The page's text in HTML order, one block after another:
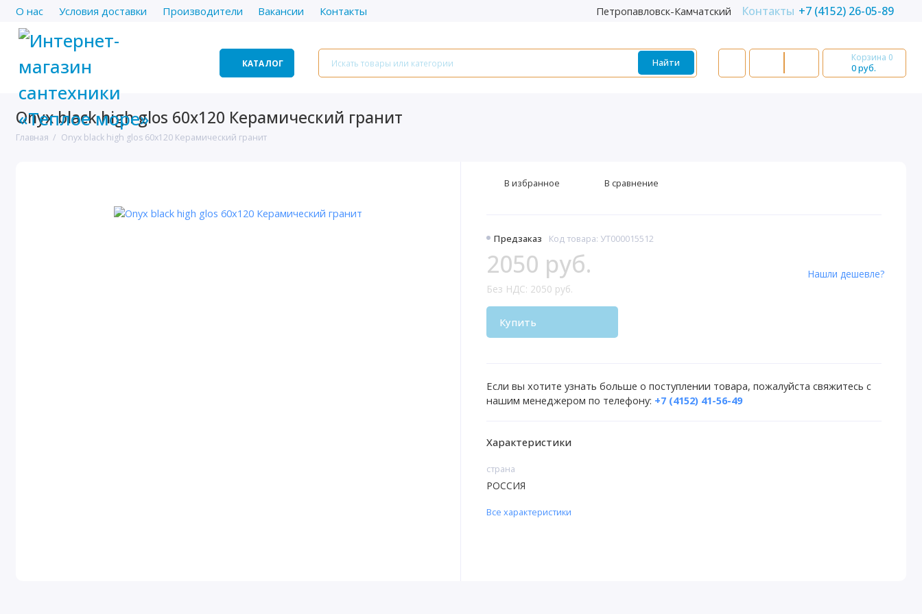
О нас Условия доставки Производители Вакансии Контакты Петропавловск-Камчатский Контакты +7 (4152) 26-05-89
КАТАЛОГ Найти Корзина 0
0 руб.
Onyx black high glos 60х120 Керамический гранит
Главная Onyx black high glos 60х120 Керамический гранит
Предзаказ Код товара: УТ000015512
2050 руб.
Без НДС: 2050 руб.
Купить
Нашли дешевле?
Если вы хотите узнать больше о поступлении товара, пожалуйста свяжитесь с
нашим менеджером по телефону: +7 (4152) 41-56-49
В избранное В сравнение
Характеристики
страна
РОССИЯ
Все характеристики